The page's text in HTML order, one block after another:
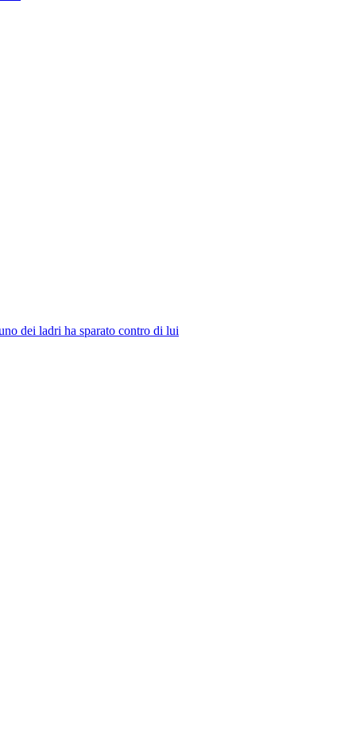
dei ladri ha sparato contro di lui